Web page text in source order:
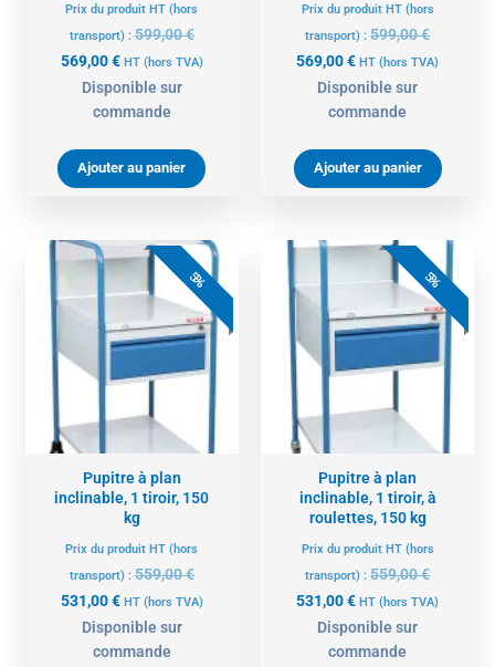
Prix du produit HT (hors
transport) : 599,00€
569,00€ HT (hors TVA)
Disponible sur
commande
Ajouter au panier
Prix du produit HT (hors
transport) :599,00€
569,00€ HT (hors TVA)
Disponible sur
commande
Ajouter au panier
5%
Pupitre à plan
inclinable, 1 tiroir, 150
kg
Prix du produit HT (hors
transport) : 559,00€
Le
prix
initial
était :
559,00 €.
531,00€
actuel
est :
531,00 €.
HT (hors TVA)
Disponible sur
commande
5%
Pupitre à plan
inclinable, 1 tiroir, à
roulettes, 150 kg
Prix du produit HT (hors
transport) :559,00€
prix
initial
était :
531,00€
Le
est :
HT (hors TVA)
Disponible sur
commande